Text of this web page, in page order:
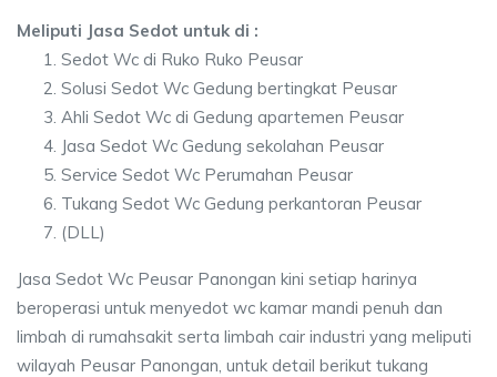
Meliputi Jasa Sedot untuk di :
Sedot Wc di Ruko Ruko Peusar
Solusi Sedot Wc Gedung bertingkat Peusar
Ahli Sedot Wc di Gedung apartemen Peusar
Jasa Sedot Wc Gedung sekolahan Peusar
Service Sedot Wc Perumahan Peusar
Tukang Sedot Wc Gedung perkantoran Peusar
(DLL)
Jasa Sedot Wc Peusar Panongan kini setiap harinya
beroperasi untuk menyedot wc kamar mandi penuh dan
limbah di rumahsakit serta limbah cair industri yang meliputi
wilayah Peusar Panongan, untuk detail berikut tukang